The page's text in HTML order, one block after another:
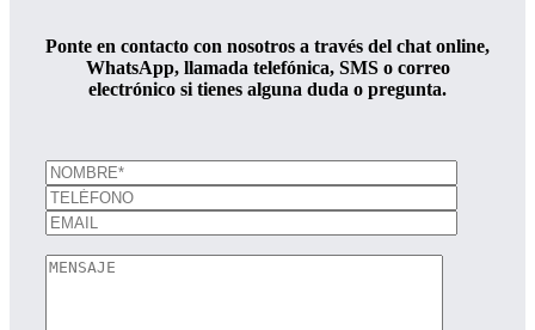
Ponte en contacto con nosotros a través del chat online,
WhatsApp, llamada telefónica, SMS o correo
electrónico si tienes alguna duda o pregunta.